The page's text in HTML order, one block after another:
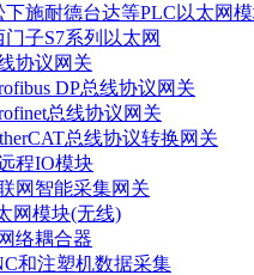
下施耐德台达等PLC以太网
门子S7系列以太网
协议网关
DP总线协议网关
总线协议网关
总线协议转换网关
程IO模块
网智能采集网关
网模块(无线)
络耦合器
和注塑机数据采集